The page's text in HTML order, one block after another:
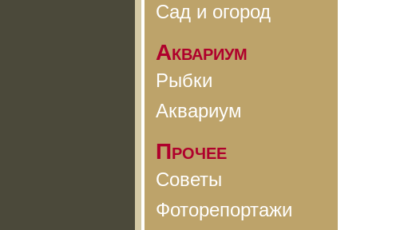
Сад и огород
Аквариум
Рыбки
Аквариум
Прочее
Советы
Фоторепортажи